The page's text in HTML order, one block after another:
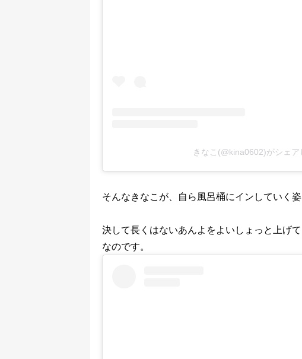
きなこ(@kina0602)がシェア
そんなきなこが、自ら風呂桶にインしていく
決して長くはないあんよをよいしょっと上げ
なのです。